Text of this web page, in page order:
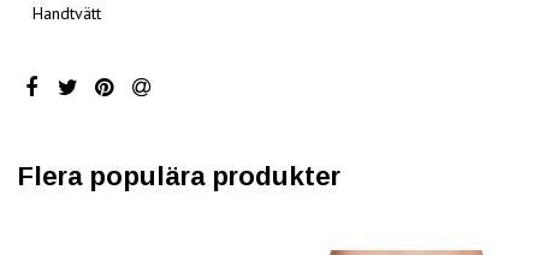
Handtvätt
Flera populära produkter